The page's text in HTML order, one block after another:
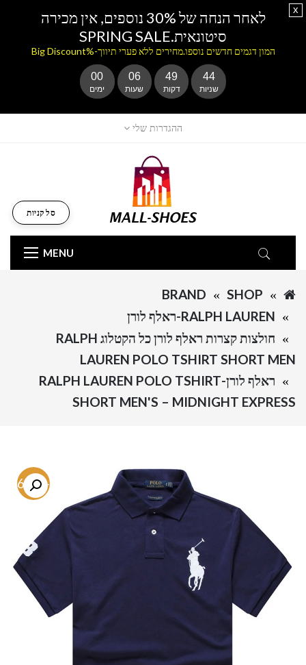
ההגדרות שלי
MENU
סל קניות
SHOP
BRAND
RALPH LAUREN-ראלף לורן
חולצות קצרות ראלף לורן כל הקטלוג RALPH
LAUREN POLO TSHIRT SHORT MEN
ראלף לורן-RALPH LAUREN POLO TSHIRT
SHORT MEN'S – MIDNIGHT EXPRESS
-66.9%
לאחר הנחה של 30% נוספים, אין מכירה
סיטונאית.SPRING SALE
המון דגמים חדשים נוספו.מחירים ללא פערי תיווך-%Big Discount
00
ימים
06
שעות
49
דקות
44
שניות
x